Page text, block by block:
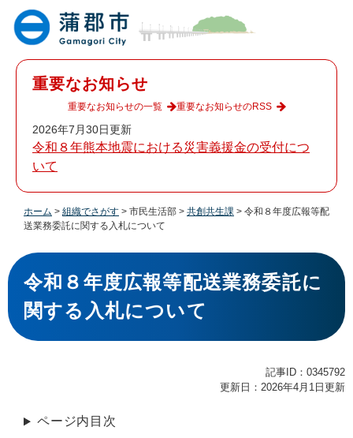
重要なお知らせ
2026年7月30日更新
令和８年熊本地震における災害義援金の受付につ
いて
重要なお知らせの一覧 重要なお知らせのRSS
ホーム > 組織でさがす > 市民生活部 > 共創共生課 > 令和８年度広報等配
送業務委託に関する入札について
本
文
令和８年度広報等配送業務委託に
関する入札について
記事ID：0345792
更新日：2026年4月1日更新
ページ内目次